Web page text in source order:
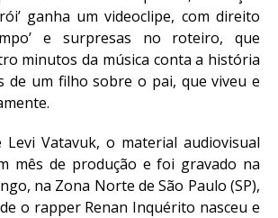
ganha um videoclipe, com direito
e surpresas no roteiro, que
minutos da música conta a história
de um filho sobre o pai, que viveu e
Levi Vatavuk, o material audiovisual
mês de produção e foi gravado na
na Zona Norte de São Paulo (SP),
o rapper Renan Inquérito nasceu e